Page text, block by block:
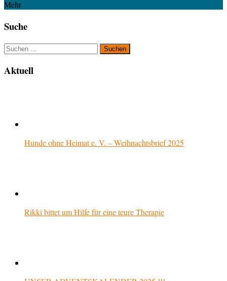
Mehr
Suche
Suchen
nach:
Aktuell
Hunde ohne Heimat e. V. – Weihnachtsbrief 2025
Rikki bittet um Hilfe für eine teure Therapie